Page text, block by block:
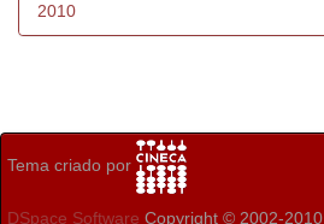
2010
Tema criado por
DSpace Software Copyright © 2002-2010